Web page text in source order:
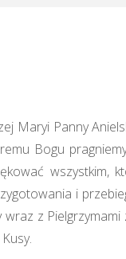
Maryi Panny
Bogu
i
z